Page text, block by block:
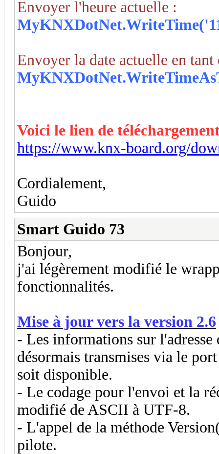
Envoyer l'heure actuelle :
MyKNXDotNet
Envoyer la date actuelle en
Voici le lien de
https://www.knx-board.org/
Cordialement,
Guido
Smart Guido 73
Bonjour,
j'ai légèrement modifié le
fonctionnalités.
Mise à jour vers la version 2.6
- Les informations sur
désormais transmises via le
soit disponible.
- Le codage pour l'envoi et la
modifié de ASCII à UTF-8.
- L'appel de la méthode
pilote.